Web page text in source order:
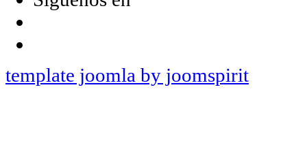
template joomla by joomspirit